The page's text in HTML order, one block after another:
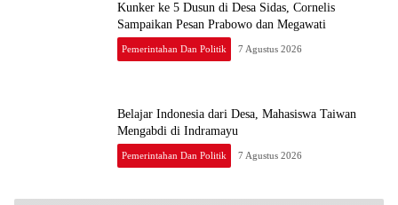
Kunker ke 5 Dusun di Desa Sidas, Cornelis
Sampaikan Pesan Prabowo dan Megawati
Pemerintahan Dan Politik 7 Agustus 2026
Belajar Indonesia dari Desa, Mahasiswa Taiwan
Pemerintahan Dan Politik 7 Agustus 2026